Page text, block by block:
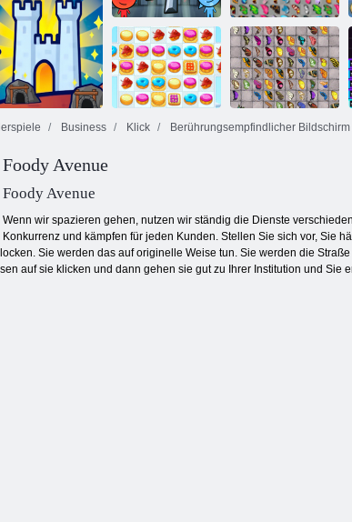
Liebe
Leerlauf
Feuer und
Wasser 4:
Kristalltempel
Schmetterlings
Kyodai
Business Klick Berührungsempfindlicher Bildschirm
Foody Avenue
Foody Avenue
Wenn wir spazieren gehen, nutzen wir ständig die Dienste
Konkurrenz und kämpfen für jeden Kunden. Stellen Sie sich vor, Sie
Sie werden das auf originelle Weise tun. Sie werden die
auf sie klicken und dann gehen sie gut zu Ihrer Institution und Sie